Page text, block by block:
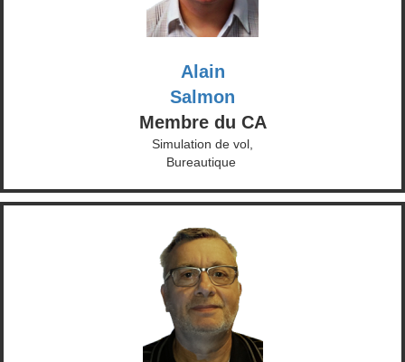
Alain
Salmon
Membre du CA
Simulation de vol,
Bureautique